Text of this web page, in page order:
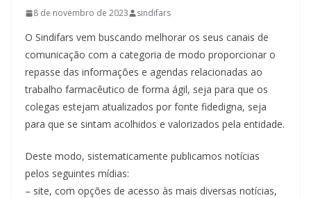
8 de novembro de 2023 sindifars
O Sindifars vem buscando melhorar os seus canais de
comunicação com a categoria de modo proporcionar o
repasse das informações e agendas relacionadas ao
trabalho farmacêutico de forma ágil, seja para que os
colegas estejam atualizados por fonte fidedigna, seja
para que se sintam acolhidos e valorizados pela entidade.
Deste modo, sistematicamente publicamos notícias
pelos seguintes mídias:
– site, com opções de acesso às mais diversas notícias,